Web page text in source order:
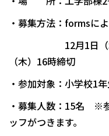
・募集方法：formsに
12月1日（木）
（木）16時締切
・参加対象：小学校1
・募集人数：15名 ※
ッフがつきます。